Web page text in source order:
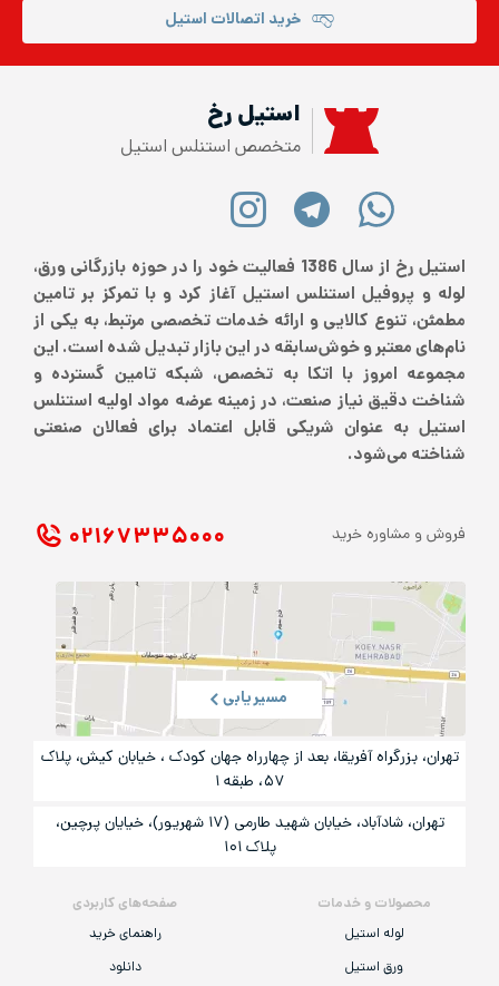
خرید اتصالات استیل
استیل رخ
متخصص استنلس استیل
استیل رخ از سال 1386 فعالیت خود را در حوزه بازرگانی ورق،
لوله و پروفیل استنلس استیل آغاز کرد و با تمرکز بر تامین
مطمئن، تنوع کالایی و ارائه خدمات تخصصی مرتبط، به یکی از
نام‌های معتبر و خوش‌سابقه در این بازار تبدیل شده است. این
مجموعه امروز با اتکا به تخصص، شبکه تامین گسترده و
شناخت دقیق نیاز صنعت، در زمینه عرضه مواد اولیه استنلس
استیل به عنوان شریکی قابل اعتماد برای فعالان صنعتی
شناخته می‌شود.
محصولات و خدمات
لوله استیل
ورق استیل
صفحه‌های کاربردی
راهنمای خرید
دانلود
فروش و مشاوره خرید ۰۲۱ ۶۷۳۳۵۰۰۰
مسیریابی
تهران، بزرگراه آفریقا، بعد از چهارراه جهان کودک ، خیابان کیش، پلاک
۵۷، طبقه ۱
تهران، شادآباد، خیابان شهید طارمی (۱۷ شهریور)، خیایان پرچین،
پلاک ۱۰۱